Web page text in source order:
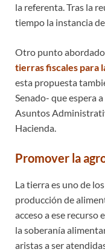
la referenta. Tras la
tiempo la instancia
Otro punto
tierras fiscales para
esta propuesta
Senado- que espera
Asuntos
Hacienda.
Promover la
La tierra es uno de
producción de
acceso a ese recurso
la soberanía
aristas a ser